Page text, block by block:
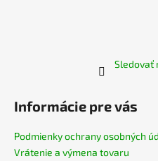
Sledovať
Informácie pre vás
Podmienky ochrany osobných
Vrátenie a výmena tovaru